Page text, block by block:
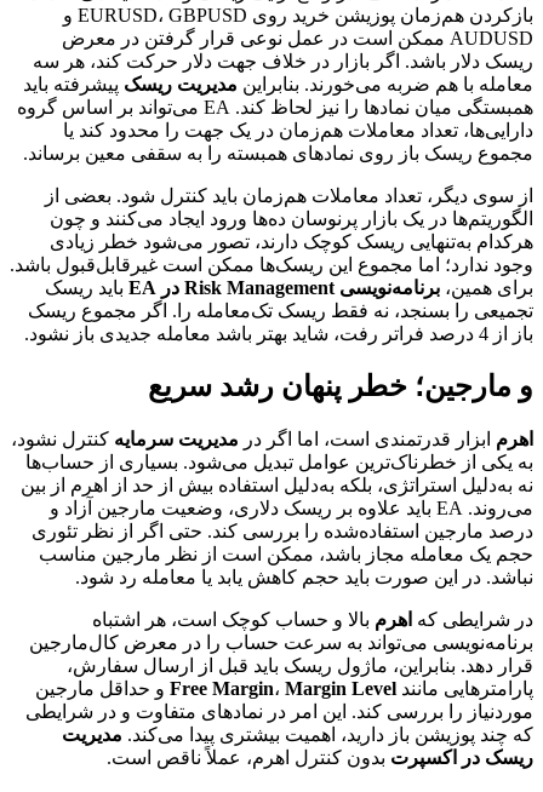
بازکردن هم‌زمان پوزیشن خرید روی EURUSD، GBPUSD و
AUDUSD ممکن است در عمل نوعی قرار گرفتن در معرض
ریسک دلار باشد. اگر بازار در خلاف جهت دلار حرکت کند، هر سه
معامله با هم ضربه می‌خورند. بنابراین مدیریت ریسک پیشرفته باید
همبستگی میان نمادها را نیز لحاظ کند. EA می‌تواند بر اساس گروه
دارایی‌ها، تعداد معاملات هم‌زمان در یک جهت را محدود کند یا
مجموع ریسک باز روی نمادهای همبسته را به سقفی معین برساند.
از سوی دیگر، تعداد معاملات هم‌زمان باید کنترل شود. بعضی از
الگوریتم‌ها در یک بازار پرنوسان ده‌ها ورود ایجاد می‌کنند و چون
هرکدام به‌تنهایی ریسک کوچک دارند، تصور می‌شود خطر زیادی
وجود ندارد؛ اما مجموع این ریسک‌ها ممکن است غیرقابل‌قبول باشد.
برای همین، برنامه‌نویسی Risk Management در EA
باید ریسک
تجمیعی را بسنجد، نه فقط ریسک تک‌معامله را. اگر مجموع ریسک
باز از 4 درصد فراتر رفت، شاید بهتر باشد معامله جدیدی باز نشود.
و مارجین؛ خطر پنهان رشد سریع
اهرم ابزار قدرتمندی است، اما اگر در مدیریت سرمایه کنترل نشود،
به یکی از خطرناک‌ترین عوامل تبدیل می‌شود. بسیاری از حساب‌ها
نه به‌دلیل استراتژی، بلکه به‌دلیل استفاده بیش از حد از اهرم از بین
می‌روند. EA باید علاوه بر ریسک دلاری، وضعیت مارجین آزاد و
درصد مارجین استفاده‌شده را بررسی کند. حتی اگر از نظر تئوری
حجم یک معامله مجاز باشد، ممکن است از نظر مارجین مناسب
نباشد. در این صورت باید حجم کاهش یابد یا معامله رد شود.
در شرایطی که اهرم بالا و حساب کوچک است، هر اشتباه
برنامه‌نویسی می‌تواند به سرعت حساب را در معرض کال‌مارجین
قرار دهد. بنابراین، ماژول ریسک باید قبل از ارسال سفارش،
پارامترهایی مانند
Free Margin، Margin Level
و حداقل مارجین
موردنیاز را بررسی کند. این امر در نمادهای متفاوت و در شرایطی
که چند پوزیشن باز دارید، اهمیت بیشتری پیدا می‌کند. مدیریت
ریسک در اکسپرت بدون کنترل اهرم، عملاً ناقص است.